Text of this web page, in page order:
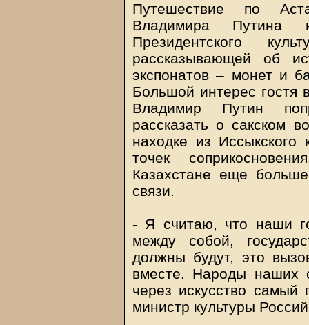
Путешествие по
Владимира Путина
Президентского
рассказывающей об
экспонатов – монет и
Большой интерес гостя
Владимир Путин
рассказать о сакском
находке из Иссыкского
точек
Казахстане еще
связи.
- Я считаю, что наши
между собой,
должны будут, это
вместе. Народы наших
через искусство
министр культуры